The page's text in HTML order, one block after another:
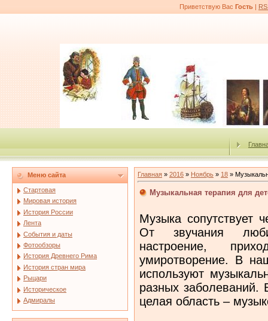
Приветствую Вас Гость |
Меню сайта
Стартовая
Мировая история
История России
Лента
События и даты
Фотообзоры
История Древнего Рима
История стран мира
Рыцари
Историческое
Адмиралы
Главная » 2016 » Ноябрь » 18 »
Музыкальная терапия для
Музыка сопутствует
От звучания
настроение,
умиротворение. В
используют
разных заболеваний.
целая область –